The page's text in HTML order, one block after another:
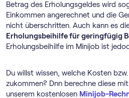
Betrag des Erholungsgeldes wird
Einkommen angerechnet und die
nicht überschritten. Auch kann es
Erholungsbeihilfe für geringfügig
Erholungsbeihilfe im Minijob ist
Du willst wissen, welche Kosten
zukommen? Dnn berechne diese
unserem kostenlosen Minijob-